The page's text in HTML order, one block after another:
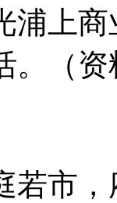
浦上
。（
若市